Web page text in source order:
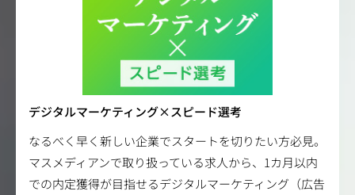
デジタルマーケティング×スピード選考
なるべく早く新しい企業でスタートを切りたい方必見。
マスメディアンで取り扱っている求人から、1カ月以内
での内定獲得が目指せるデジタルマーケティング（広告